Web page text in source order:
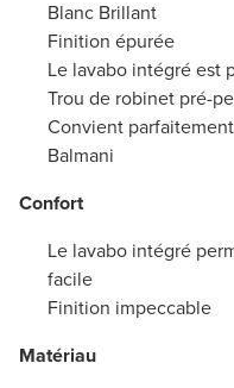
Blanc Brillant
Finition épurée
Le lavabo intégré est
Trou de robinet pré-
Convient
Balmani
Confort
Le lavabo intégré
facile
Finition impeccable
Matériau